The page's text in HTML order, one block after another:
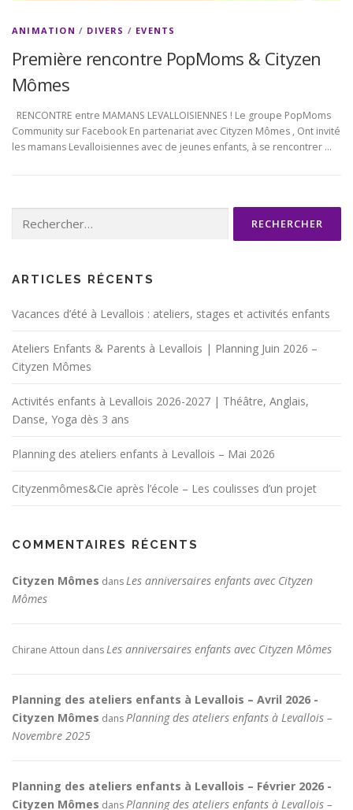
ANIMATION / DIVERS / EVENTS
Première rencontre PopMoms & Cityzen
Mômes
RENCONTRE entre MAMANS LEVALLOISIENNES ! Le​ groupe PopMoms
Community sur Facebook ​En partenariat avec Cityzen Mômes , ​Ont invité
les mamans Levalloisiennes avec de jeunes enfants, à se rencontrer …
ARTICLES RÉCENTS
Vacances d’été à Levallois : ateliers, stages et activités enfants
Ateliers Enfants & Parents à Levallois | Planning Juin 2026 –
Cityzen Mômes
Activités enfants à Levallois 2026-2027 | Théâtre, Anglais,
Danse, Yoga dès 3 ans
Planning des ateliers enfants à Levallois – Mai 2026
Cityzenmômes&Cie après l’école – Les coulisses d’un projet
COMMENTAIRES RÉCENTS
Cityzen Mômes dansLes anniversaires enfants avec Cityzen
Mômes
Chirane Attoun dansLes anniversaires enfants avec Cityzen Mômes
Planning des ateliers enfants à Levallois – Avril 2026 -
Cityzen Mômes dansPlanning des ateliers enfants à Levallois –
Novembre 2025
Planning des ateliers enfants à Levallois – Février 2026 -
Cityzen Mômes dansPlanning des ateliers enfants à Levallois –